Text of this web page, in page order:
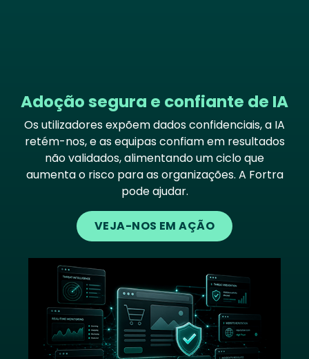
Adoção segura e confiante de IA
Os utilizadores expõem dados confidenciais, a IA
retém-nos, e as equipas confiam em resultados
não validados, alimentando um ciclo que
aumenta o risco para as organizações. A Fortra
pode ajudar.
VEJA-NOS EM AÇÃO